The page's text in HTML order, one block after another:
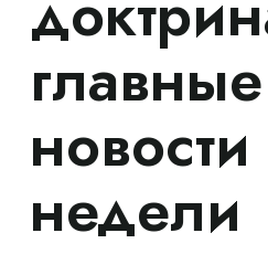
главные
новости
недели